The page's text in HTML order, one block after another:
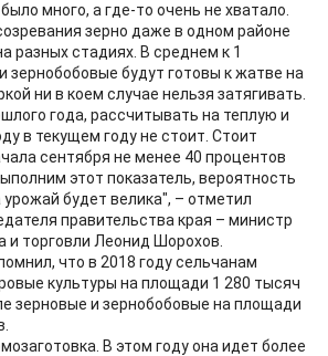
много, а где-то очень не хватало.
зерно даже в одном районе
разных стадиях. В среднем к 1
зернобобовые будут готовы к жатве на
ни в коем случае нельзя затягивать.
года, рассчитывать на теплую и
в текущем году не стоит. Стоит
сентября не менее 40 процентов
этот показатель, вероятность
будет велика", – отметил
правительства края – министр
и торговли Леонид Шорохов.
что в 2018 году сельчанам
культуры на площади 1 280 тысяч
зерновые и зернобобовые на площади
В этом году она идет более